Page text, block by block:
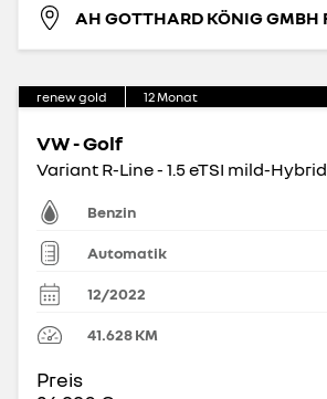
renew gold 12Monat
VW - Golf
Variant R-Line - 1.5 eTSI mild-Hybrid
Benzin
Automatik
12/2022
41.628KM
Preis